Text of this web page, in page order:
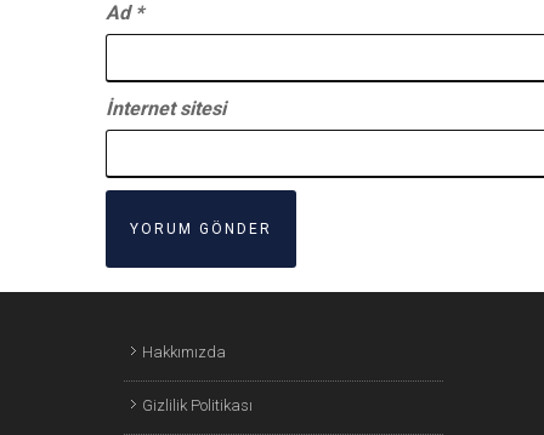
Ad *
İnternet sitesi
Hakkımızda
Gizlilik Politikası